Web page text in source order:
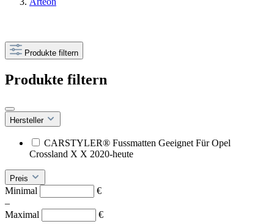
Produkte filtern
Produkte filtern
Hersteller
CARSTYLER® Fussmatten Geeignet Für Opel
Crossland X X 2020-heute
Preis
Minimal
€
–
Maximal
€